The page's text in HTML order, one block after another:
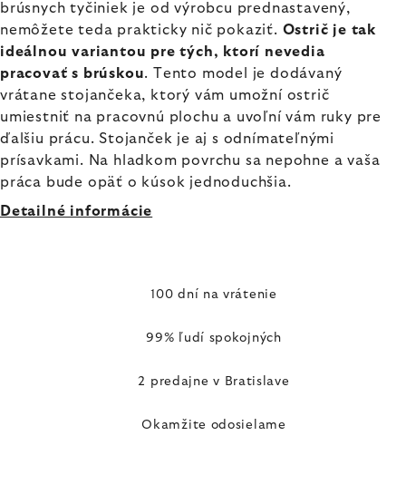
brúsnych tyčiniek je od výrobcu prednastavený,
nemôžete teda prakticky nič pokaziť. Ostrič je tak
ideálnou variantou pre tých, ktorí nevedia
pracovať s brúskou. Tento model je dodávaný
vrátane stojančeka, ktorý vám umožní ostrič
umiestniť na pracovnú plochu a uvoľní vám ruky pre
ďalšiu prácu. Stojanček je aj s odnímateľnými
prísavkami. Na hladkom povrchu sa nepohne a vaša
práca bude opäť o kúsok jednoduchšia.
Detailné informácie
100 dní na vrátenie
99% ľudí spokojných
2 predajne v Bratislave
Okamžite odosielame